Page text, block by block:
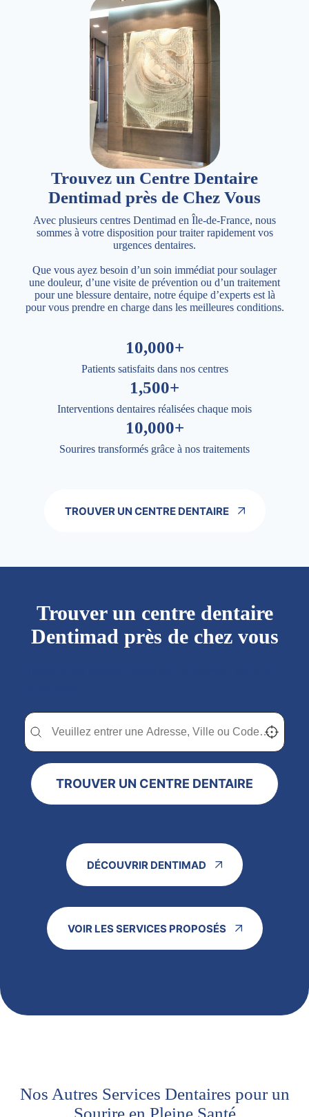
Trouvez un Centre Dentaire
Dentimad près de Chez Vous
Avec plusieurs centres Dentimad en Île-de-France, nous
sommes à votre disposition pour traiter rapidement vos
urgences dentaires.
Que vous ayez besoin d’un soin immédiat pour soulager
une douleur, d’une visite de prévention ou d’un traitement
pour une blessure dentaire, notre équipe d’experts est là
pour vous prendre en charge dans les meilleures conditions.
10,000+
Patients satisfaits dans nos centres
1,500+
Interventions dentaires réalisées chaque mois
10,000+
Sourires transformés grâce à nos traitements
TROUVER UN CENTRE DENTAIRE
Trouver un centre dentaire
Dentimad près de chez vous
Trouver un centre dentaire Dentimad près de
Trouver un centre dentaire Dentimad près de chez vous Localisez-
TROUVER UN CENTRE DENTAIRE
DÉCOUVRIR DENTIMAD
VOIR LES SERVICES PROPOSÉS
Nos Autres Services Dentaires pour un
Sourire en Pleine Santé